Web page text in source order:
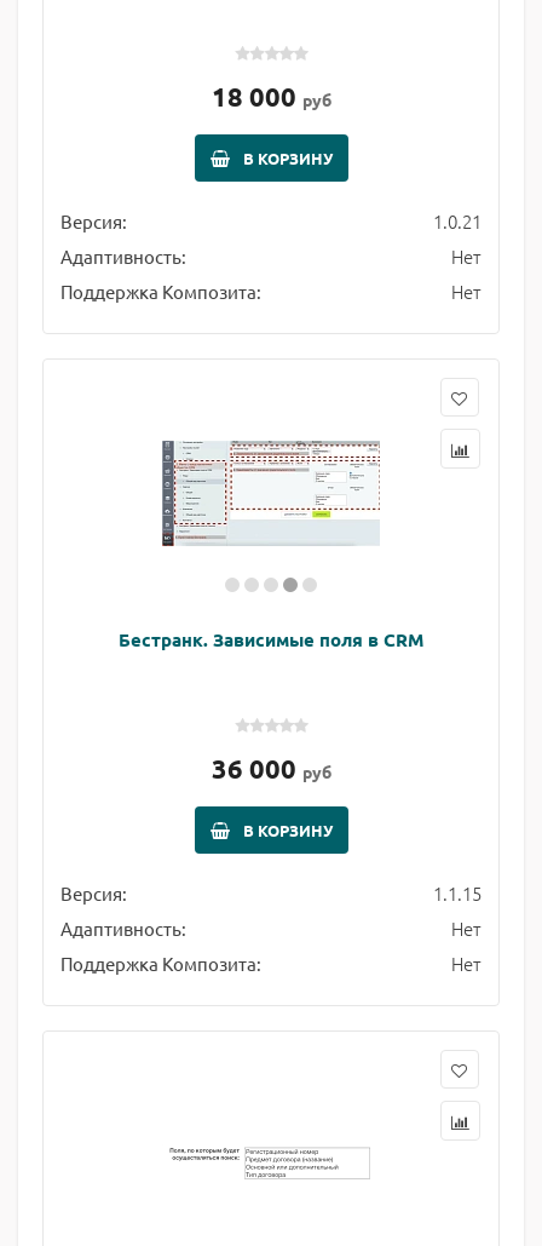
18 000 руб
В КОРЗИНУ
Версия: 1.0.21
Адаптивность: Нет
Поддержка Композита: Нет
Бестранк. Зависимые поля в CRM
36 000 руб
В КОРЗИНУ
Версия: 1.1.15
Адаптивность: Нет
Поддержка Композита: Нет